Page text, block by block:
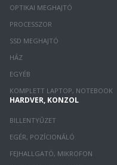
OPTIKAI MEGHAJTÓ
PROCESSZOR
SSD MEGHAJTÓ
HÁZ
EGYÉB
KOMPLETT LAPTOP, NOTEBOOK
HARDVER, KONZOL
BILLENTYŰZET
EGÉR, POZÍCIONÁLÓ
FEJHALLGATÓ, MIKROFON